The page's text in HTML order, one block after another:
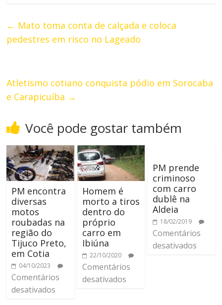
← Mato toma conta de calçada e coloca
pedestres em risco no Lageado
Atletismo cotiano conquista pódio em Sorocaba
e Carapicuíba →
Você pode gostar também
PM encontra
diversas
motos
roubadas na
região do
Tijuco Preto,
em Cotia
04/10/2023
Comentários
desativados
Homem é
morto a tiros
dentro do
próprio
carro em
Ibiúna
22/10/2020
Comentários
desativados
PM prende
criminoso
com carro
dublê na
Aldeia
18/02/2019
Comentários
desativados